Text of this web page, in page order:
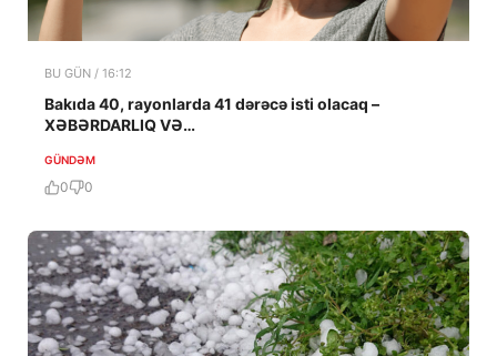
BU GÜN / 16:12
Bakıda 40, rayonlarda 41 dərəcə isti olacaq –
XƏBƏRDARLIQ VƏ…
GÜNDƏM
0 0